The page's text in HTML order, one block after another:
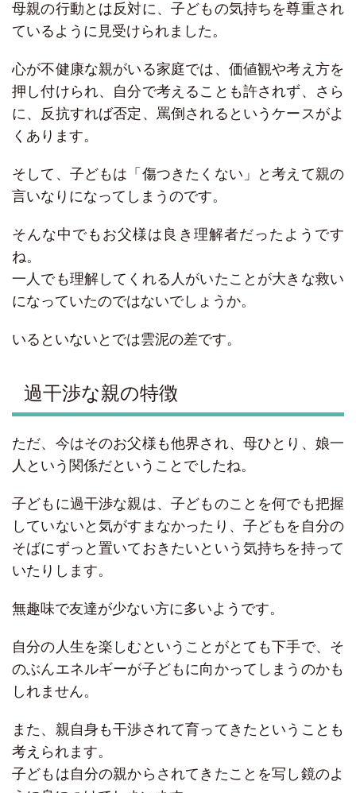
母親の行動とは反対に、子どもの気持ちを尊重され
ているように見受けられました。
心が不健康な親がいる家庭では、価値観や考え方を
押し付けられ、自分で考えることも許されず、さら
に、反抗すれば否定、罵倒されるというケースがよ
くあります。
そして、子どもは「傷つきたくない」と考えて親の
言いなりになってしまうのです。
そんな中でもお父様は良き理解者だったようです
ね。
一人でも理解してくれる人がいたことが大きな救い
になっていたのではないでしょうか。
いるといないとでは雲泥の差です。
過干渉な親の特徴
ただ、今はそのお父様も他界され、母ひとり、娘一
人という関係だということでしたね。
子どもに過干渉な親は、子どものことを何でも把握
していないと気がすまなかったり、子どもを自分の
そばにずっと置いておきたいという気持ちを持って
いたりします。
無趣味で友達が少ない方に多いようです。
自分の人生を楽しむということがとても下手で、そ
のぶんエネルギーが子どもに向かってしまうのかも
しれません。
また、親自身も干渉されて育ってきたということも
考えられます。
子どもは自分の親からされてきたことを写し鏡のよ